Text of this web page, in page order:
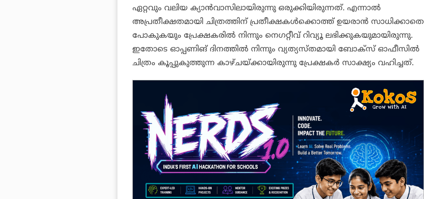
ഏറ്റവും വലിയ ക്യാന്‍വാസിലായിരുന്നു ഒരുക്കിയിരുന്നത്. എന്നാല്‍
അപ്രതീക്ഷതമായി ചിത്രത്തിന് പ്രതീക്ഷകള്‍ക്കൊത്ത് ഉയരാന്‍ സാധിക്കാതെ
പോകുകയും പ്രേക്ഷകരില്‍ നിന്നും നെഗറ്റീവ് റിവ്യൂ ലഭിക്കുകയുമായിരുന്നു.
ഇതോടെ ഓപ്പണിങ് ദിനത്തില്‍ നിന്നും വ്യത്യസ്തമായി ബോക്‌സ് ഓഫീസില്‍
ചിത്രം കൂപ്പുകുത്തുന്ന കാഴ്ചയ്ക്കായിരുന്നു പ്രേക്ഷകര്‍ സാക്ഷ്യം വഹിച്ചത്.